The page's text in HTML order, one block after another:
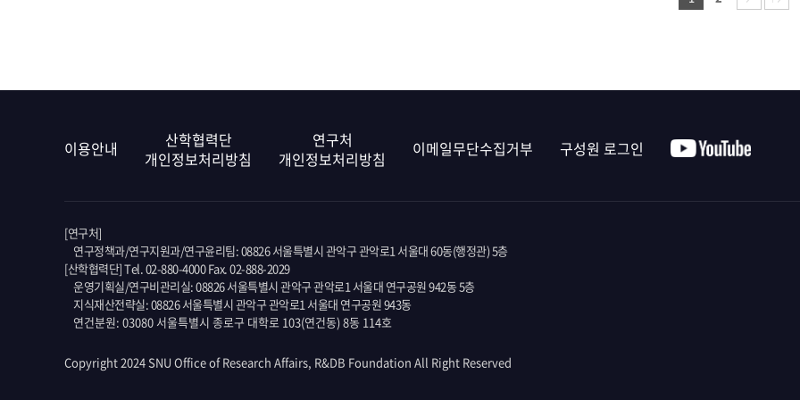
이용안내
산학협력단
개인정보처리방침
연구처
개인정보처리방침
이메일무단수집거부 구성원 로그인
[연구처]
연구정책과/연구지원과/연구윤리팀: 08826 서울특별시 관악구 관악로1 서울대 60동(행정관) 5층
[산학협력단] Tel. 02-880-4000 Fax. 02-888-2029
운영기획실/연구비관리실: 08826 서울특별시 관악구 관악로1 서울대 연구공원 942동 5층
지식재산전략실: 08826 서울특별시 관악구 관악로1 서울대 연구공원 943동
연건분원: 03080 서울특별시 종로구 대학로 103(연건동) 8동 114호
Copyright 2024 SNU Office of Research Affairs, R&DB Foundation All Right Reserved